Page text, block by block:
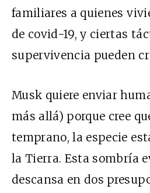
familiares a quienes
de covid-19, y ciertas
supervivencia pueden
Musk quiere enviar
más allá) porque cree
temprano, la especie
la Tierra. Esta sombría
descansa en dos